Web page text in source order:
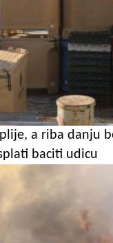
a riba danju
baciti udicu